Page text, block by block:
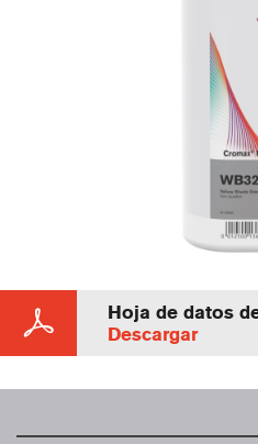
Hoja de datos
Descargar